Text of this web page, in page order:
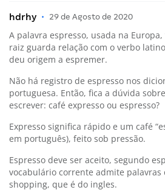
hdrhy • 29 de Agosto de 2020
A palavra espresso, usada na
raiz guarda relação com o verbo
deu origem a espremer.
Não há registro de espresso nos
portuguesa. Então, fica a dúvida
escrever: café expresso ou espresso?
Expresso significa rápido e um café
em português), feito sob pressão.
Espresso deve ser aceito, segundo
vocabulário corrente admite palavras
shopping, que é do ingles.